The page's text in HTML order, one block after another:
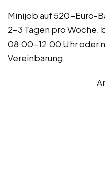
Minijob auf 520-Euro-
2-3 Tagen pro Woche,
08:00-12:00 Uhr oder
Vereinbarung.